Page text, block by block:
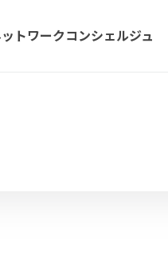
トワークコンシェルジュ